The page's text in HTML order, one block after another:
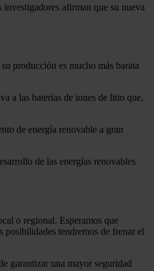
afirman que su nueva
producción es mucho más barata
a las baterías de iones de litio que,
de energía renovable a gran
de las energías renovables
o regional. Esperamos que
posibilidades tendremos de frenar el
garantizar una mayor seguridad